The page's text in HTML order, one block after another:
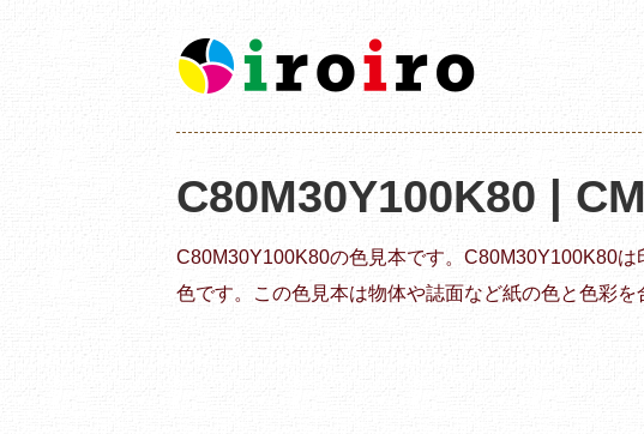
C80M30Y100K80 |
C80M30Y100K80の色見本です。C80M30Y100K80
色です。この色見本は物体や誌面など紙の色と色彩を